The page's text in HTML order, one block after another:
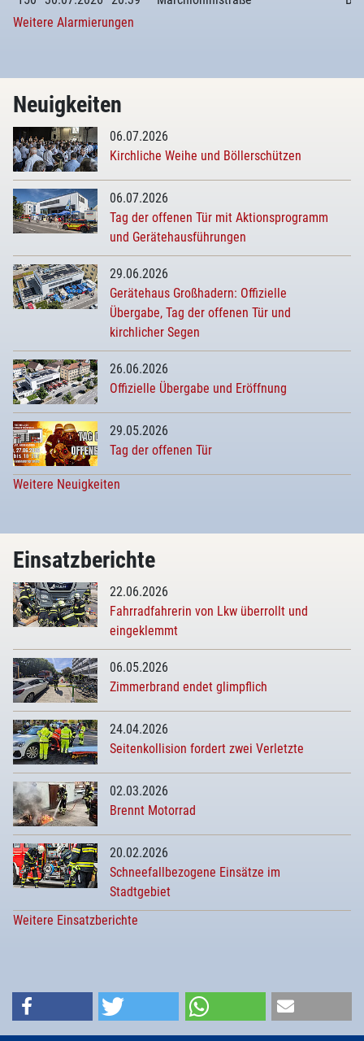
Weitere Alarmierungen
Neuigkeiten
06.07.2026
Kirchliche Weihe und Böllerschützen
06.07.2026
Tag der offenen Tür mit Aktionsprogramm
und Gerätehausführungen
29.06.2026
Gerätehaus Großhadern: Offizielle
Übergabe, Tag der offenen Tür und
kirchlicher Segen
26.06.2026
Offizielle Übergabe und Eröffnung
29.05.2026
Tag der offenen Tür
Weitere Neuigkeiten
Einsatzberichte
22.06.2026
Fahrradfahrerin von Lkw überrollt und
eingeklemmt
06.05.2026
Zimmerbrand endet glimpflich
24.04.2026
Seitenkollision fordert zwei Verletzte
02.03.2026
Brennt Motorrad
20.02.2026
Schneefallbezogene Einsätze im
Stadtgebiet
Weitere Einsatzberichte